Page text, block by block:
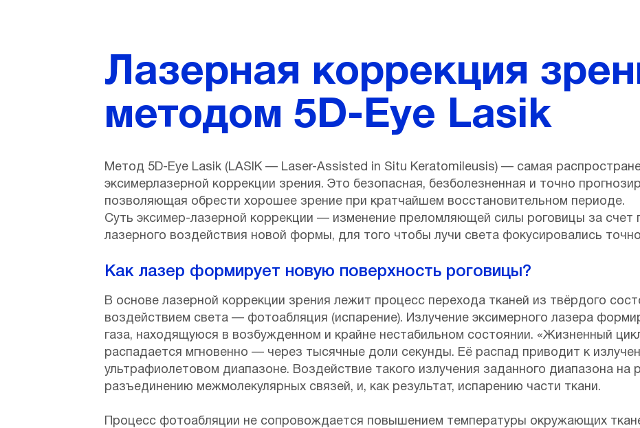
Лазерная коррекция
методом 5D-Eye Lasik
Метод 5D-Eye Lasik (LASIK — Laser-Assisted in Situ Keratomileusis) — самая
эксимерлазерной коррекции зрения. Это безопасная, безболезненная и точно
позволяющая обрести хорошее зрение при кратчайшем восстановительном периоде.
Суть эксимер-лазерной коррекции — изменение преломляющей силы роговицы за
лазерного воздействия новой формы, для того чтобы лучи света фокусировались
Как лазер формирует новую поверхность роговицы?
В основе лазерной коррекции зрения лежит процесс перехода тканей из твёрдого
воздействием света — фотоабляция (испарение). Излучение эксимерного лазера
газа, находящуюся в возбужденном и крайне нестабильном состоянии. «Жизненный
распадается мгновенно — через тысячные доли секунды. Её распад приводит к
ультрафиолетовом диапазоне. Воздействие такого излучения заданного диапазона на
разъединению межмолекулярных связей, и, как результат, испарению части ткани.
Процесс фотоабляции не сопровождается повышением температуры окружающих